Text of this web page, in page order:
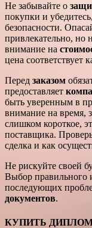
Не забывайте о
покупки и
безопасности.
привлекательно,
внимание на
цена соответствует
Перед заказом
предоставляет
быть уверенным в
внимание на время,
слишком короткое,
поставщика.
сделка и как
Не рискуйте своей
Выбор правильного
последующих
документов.
КУПИТЬ